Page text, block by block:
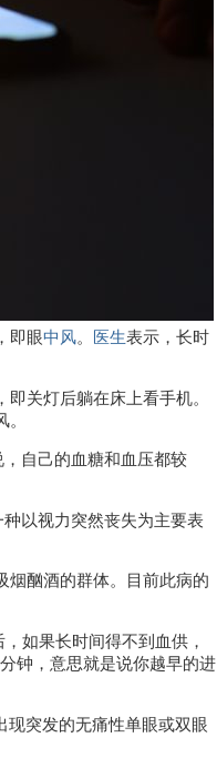
即眼中风。 医生表示，长时
关灯后躺在床上看手机。
自己的血糖和血压都较
以视力突然丧失为主要表
烟酗酒的群体。目前此病的
如果长时间得不到血供，
钟，意思就是说你越早的进
现突发的无痛性单眼或双眼